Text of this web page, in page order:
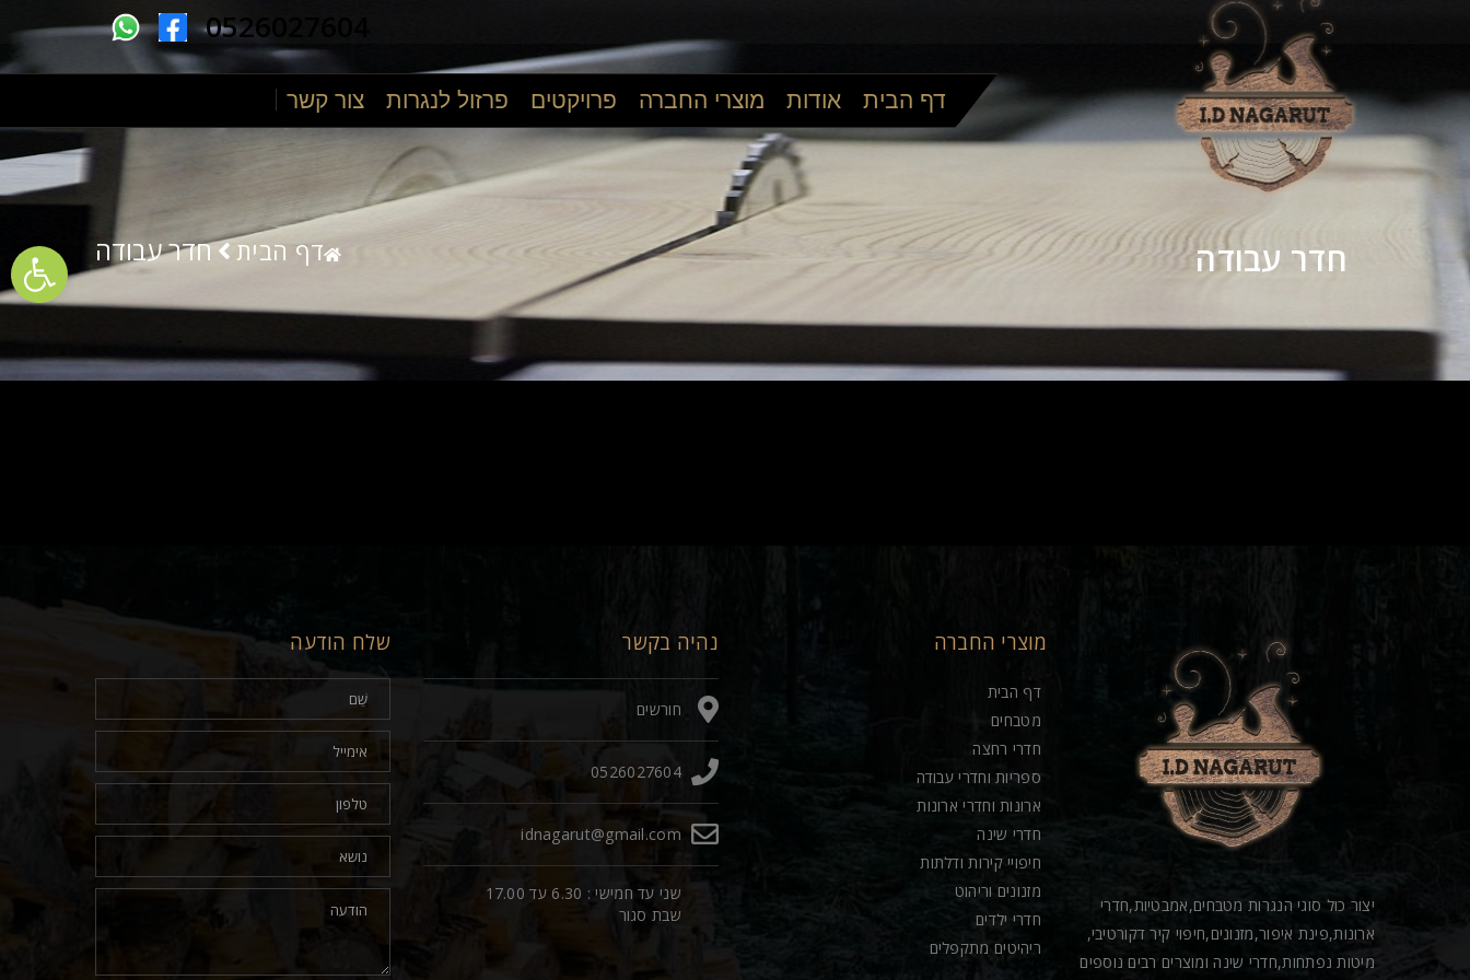
0526027604
דף הבית אודות מוצרי החברה פרויקטים פרזול לנגרות צור קשר
חדר עבודה דף הבית חדר עבודה
יצור כול סוגי הנגרות מטבחים,אמבטיות,חדרי
ארונות,פינת איפור,מזנונים,חיפוי קיר דקורטיבי,
מיטות נפתחות,חדרי שינה ומוצרים רבים נוספים
מוצרי החברה
דף הבית
מטבחים
חדרי רחצה
ספריות וחדרי עבודה
ארונות וחדרי ארונות
חדרי שינה
חיפויי קירות ודלתות
מזנונים וריהוט
חדרי ילדים
ריהיטים מתקפלים
נהיה בקשר
חורשים
0526027604
idnagarut@gmail.com
שני עד חמישי : 6.30 עד 17.00
שבת סגור
שלח הודעה